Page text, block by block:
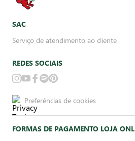
SAC
Serviço de atendimento ao cliente
REDES SOCIAIS
Preferências de cookies
FORMAS DE PAGAMENTO LOJA